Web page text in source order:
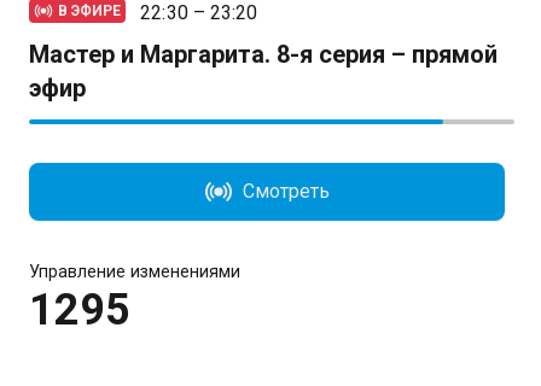
В ЭФИРЕ 22:30 – 23:20
Мастер и Маргарита. 8-я серия – прямой
эфир
Смотреть
Управление изменениями
1295